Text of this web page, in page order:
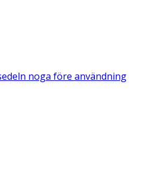
noga före användning